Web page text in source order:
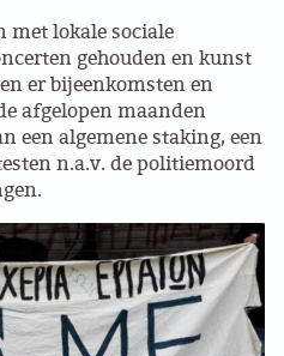
A’DAM
ANTWERPEN
BRUGGE
GROEP
met lokale sociale
gehouden en kunst
er bijeenkomsten en
afgelopen maanden
een algemene staking, een
n.a.v. de politiemoord